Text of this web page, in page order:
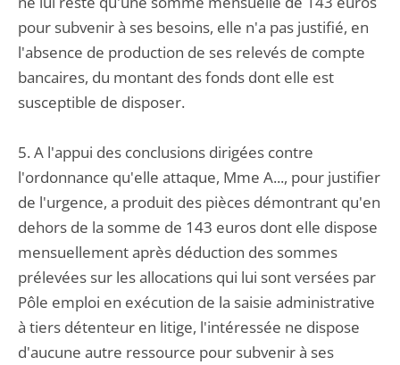
pour subvenir à ses besoins, elle n'a pas justifié, en
l'absence de production de ses relevés de compte
bancaires, du montant des fonds dont elle est
susceptible de disposer.
5. A l'appui des conclusions dirigées contre
l'ordonnance qu'elle attaque, Mme A..., pour justifier
de l'urgence, a produit des pièces démontrant qu'en
dehors de la somme de 143 euros dont elle dispose
mensuellement après déduction des sommes
prélevées sur les allocations qui lui sont versées par
Pôle emploi en exécution de la saisie administrative
à tiers détenteur en litige, l'intéressée ne dispose
d'aucune autre ressource pour subvenir à ses